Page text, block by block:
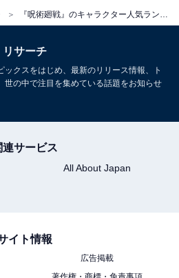
リサーチ
クスをはじめ、最新のリリース情報、ト
世の中で注目を集めている話題をお知らせ
連サービス
All About Japan
イト情報
広告掲載